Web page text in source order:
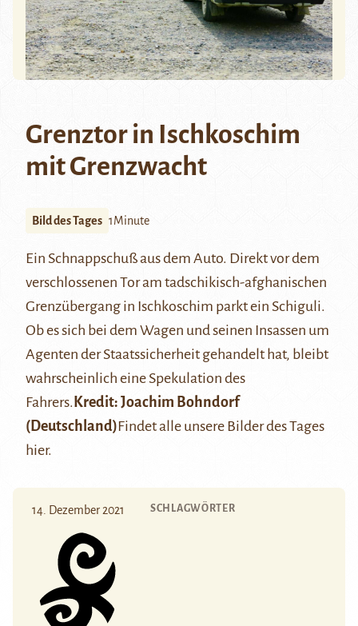
Grenztor in Ischkoschim
mit Grenzwacht
Bild des Tages 1Minute
Ein Schnappschuß aus dem Auto. Direkt vor dem
verschlossenen Tor am tadschikisch-afghanischen
Grenzübergang in Ischkoschim parkt ein Schiguli.
Ob es sich bei dem Wagen und seinen Insassen um
Agenten der Staatssicherheit gehandelt hat, bleibt
wahrscheinlich eine Spekulation des
Fahrers.Kredit: Joachim Bohndorf
(Deutschland)Findet alle unsere Bilder des Tages
hier.
14. Dezember 2021 SCHLAGWÖRTER